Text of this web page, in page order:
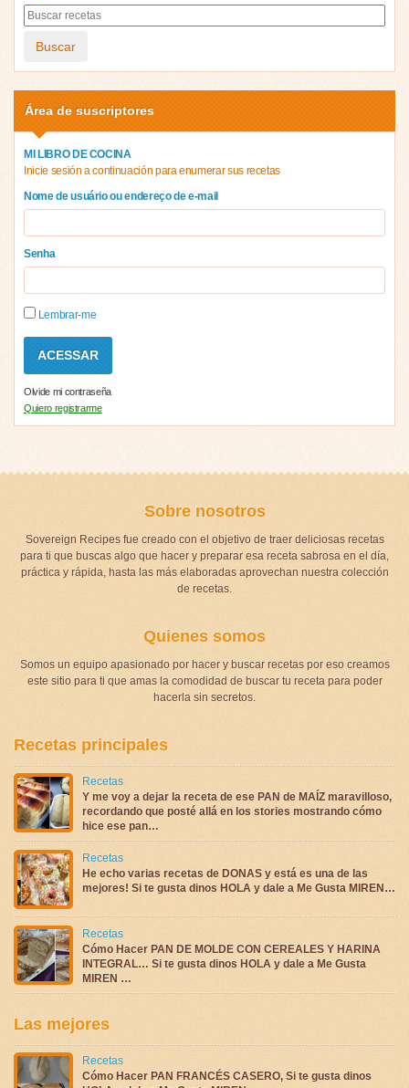
Buscar
Área de suscriptores
MI LIBRO DE COCINA
Inicie sesión a continuación para enumerar sus recetas
Nome de usuário ou endereço de e-mail
Senha
Lembrar-me
Olvide mi contraseña
Quiero registrarme
Sobre nosotros
Sovereign Recipes fue creado con el objetivo de traer deliciosas recetas
para ti que buscas algo que hacer y preparar esa receta sabrosa en el día,
práctica y rápida, hasta las más elaboradas aprovechan nuestra colección
de recetas.
Quienes somos
Somos un equipo apasionado por hacer y buscar recetas por eso creamos
este sitio para ti que amas la comodidad de buscar tu receta para poder
hacerla sin secretos.
Recetas principales
Recetas
Y me voy a dejar la receta de ese PAN de MAÍZ maravilloso,
recordando que posté allá en los stories mostrando cómo
hice ese pan…
Recetas
He echo varias recetas de DONAS y está es una de las
mejores! Si te gusta dinos HOLA y dale a Me Gusta MIREN…
Recetas
Cómo Hacer PAN DE MOLDE CON CEREALES Y HARINA
INTEGRAL… Si te gusta dinos HOLA y dale a Me Gusta
MIREN …
Las mejores
Recetas
Cómo Hacer PAN FRANCÉS CASERO, Si te gusta dinos